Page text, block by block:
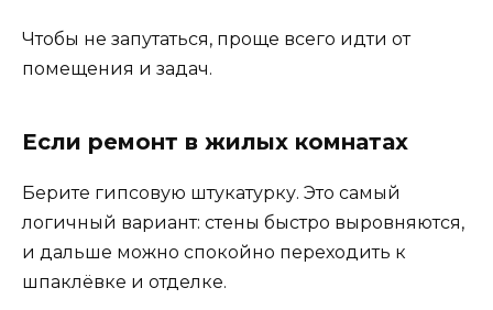
Чтобы не запутаться, проще всего идти от
помещения и задач.
Если ремонт в жилых комнатах
Берите гипсовую штукатурку. Это самый
логичный вариант: стены быстро выровняются,
и дальше можно спокойно переходить к
шпаклёвке и отделке.